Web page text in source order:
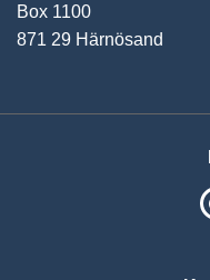
Box 1100
871 29 Härnösand